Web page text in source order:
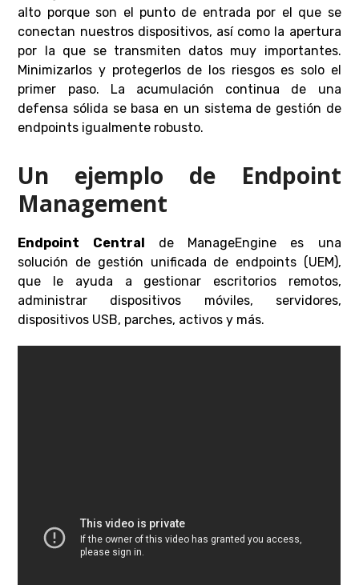
alto porque son el punto de entrada por el que se
conectan nuestros dispositivos, así como la apertura
por la que se transmiten datos muy importantes.
Minimizarlos y protegerlos de los riesgos es solo el
primer paso. La acumulación continua de una
defensa sólida se basa en un sistema de gestión de
endpoints igualmente robusto.
Un ejemplo de Endpoint
Management
Endpoint Central de ManageEngine es una
solución de gestión unificada de endpoints (UEM),
que le ayuda a gestionar escritorios remotos,
administrar dispositivos móviles, servidores,
dispositivos USB, parches, activos y más.